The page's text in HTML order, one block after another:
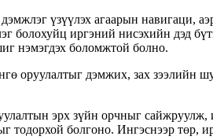
үзүүлэх агаарын навигаци,
болохуйц иргэний нисэхийн дэд
нэмэгдэх боломжтой болно.
оруулалтыг дэмжих, зах зээлийн
эрх зүйн орчныг
тодорхой болгоно. Ингэснээр төр,